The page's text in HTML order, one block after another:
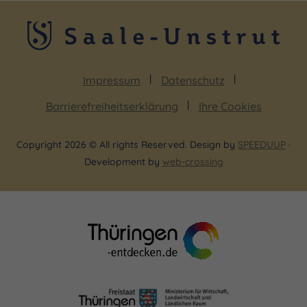
Impressum
Datenschutz
Barrierefreiheitserklärung
Ihre Cookies
Copyright 2026 © All rights Reserved. Design by SPEEDUUP ·
Development by web-crossing